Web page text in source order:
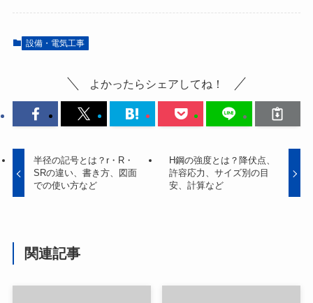
設備・電気工事
よかったらシェアしてね！
半径の記号とは？r・R・
SRの違い、書き方、図面
での使い方など
H鋼の強度とは？降伏点、
許容応力、サイズ別の目
安、計算など
関連記事